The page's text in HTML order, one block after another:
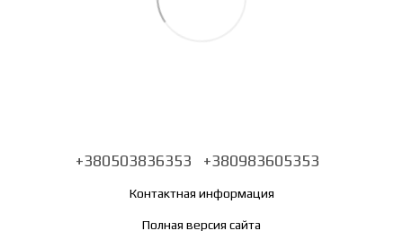
+380503836353 +380983605353
Контактная информация
Полная версия сайта